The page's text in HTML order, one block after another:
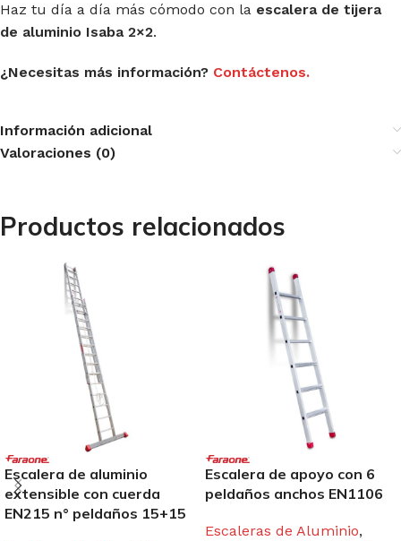
Haz tu día a día más cómodo con la escalera de tijera
de aluminio Isaba 2×2.
¿Necesitas más información? Contáctenos.
Información adicional
Valoraciones (0)
Productos relacionados
Escalera de aluminio
extensible con cuerda
EN215 n° peldaños 15+15
Escalera de apoyo con 6
peldaños anchos EN1106
Escaleras de Aluminio,